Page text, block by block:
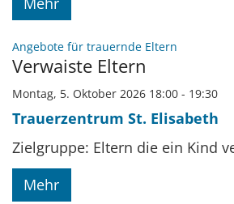
Angebote für trauernde Eltern
Verwaiste Eltern
Montag, 5. Oktober 2026 18:00 - 19:30
Trauerzentrum St. Elisabeth
Zielgruppe: Eltern die ein Kind
Mehr